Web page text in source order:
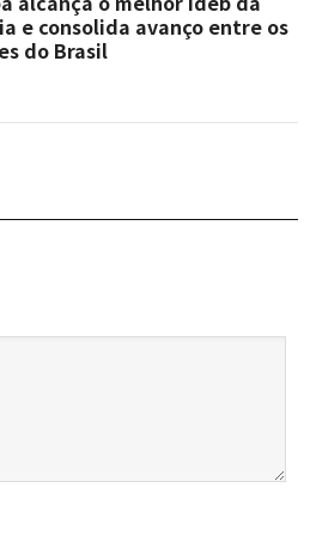
e consolida avanço entre os
do Brasil